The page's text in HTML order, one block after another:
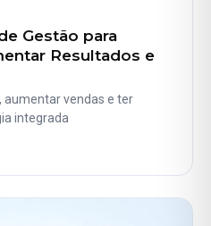
Gestão para
Resultados e
aumentar vendas e ter
integrada